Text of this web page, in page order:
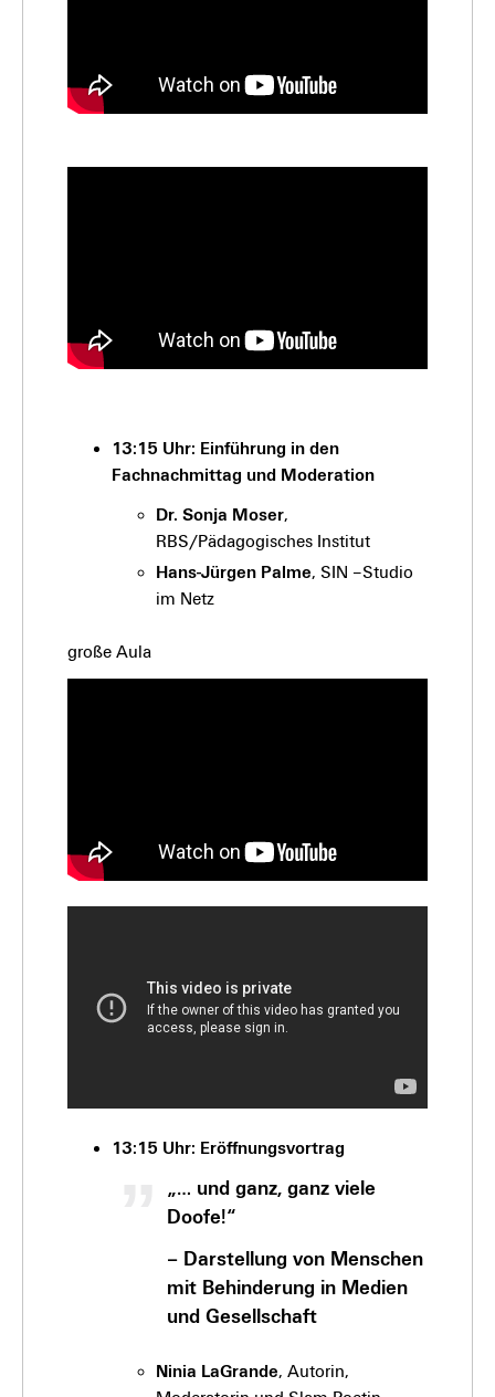
13:15 Uhr: Einführung in den
Fachnachmittag und Moderation
Dr. Sonja Moser,
RBS/Pädagogisches Institut
Hans-Jürgen Palme, SIN –Studio
im Netz
große Aula
13:15 Uhr: Eröffnungsvortrag
„… und ganz, ganz viele
Doofe!“
– Darstellung von Menschen
mit Behinderung in Medien
und Gesellschaft
Ninia LaGrande, Autorin,